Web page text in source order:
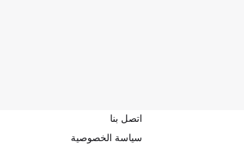
اتصل بنا
سياسة الخصوصية